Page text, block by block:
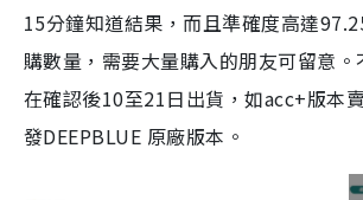
15分鐘知道結果，而且準確度高達
購數量，需要大量購入的朋友可留意
在確認後10至21日出貨，如acc+版本
發DEEPBLUE 原廠版本。